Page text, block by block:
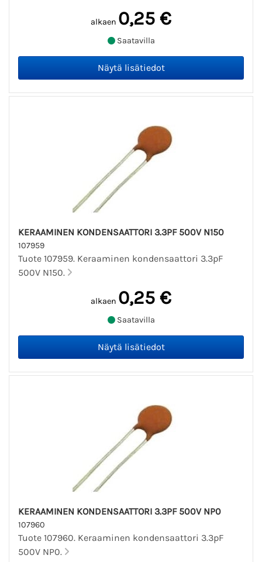
alkaen 0,25 €
Saatavilla
KERAAMINEN KONDENSAATTORI 3.3PF 500V N150
107959
Tuote 107959. Keraaminen kondensaattori 3.3pF
500V N150.
alkaen 0,25 €
Saatavilla
KERAAMINEN KONDENSAATTORI 3.3PF 500V NP0
107960
Tuote 107960. Keraaminen kondensaattori 3.3pF
500V NP0.